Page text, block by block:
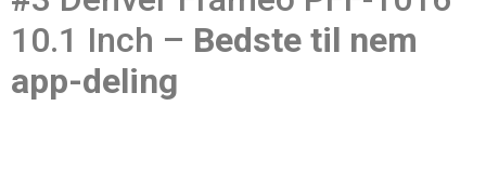
10.1 Inch – Bedste til nem
app-deling